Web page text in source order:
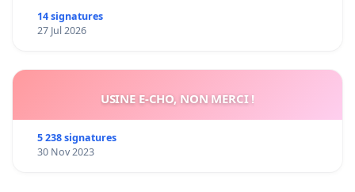
14 signatures
27 Jul 2026
USINE E-CHO, NON MERCI !
5 238 signatures
30 Nov 2023